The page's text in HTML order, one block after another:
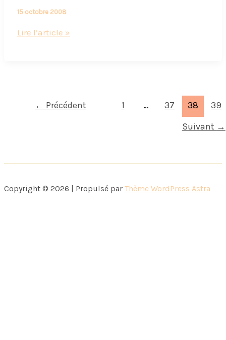
15 octobre 2008
Lorsque
Lire l’article »
← Précédent 1 … 37 38
39
Suivant →
Copyright © 2026 | Propulsé par Thème WordPress Astra